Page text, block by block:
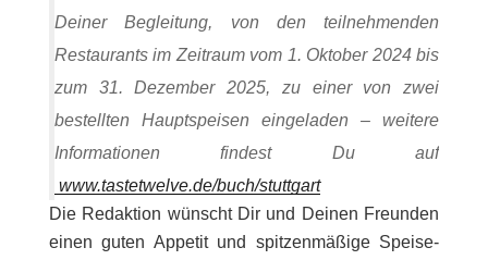
Deiner Begleitung, von den teilnehmenden
Restaurants im Zeitraum vom 1. Oktober 2024 bis
zum 31. Dezember 2025, zu einer von zwei
bestellten Hauptspeisen eingeladen – weitere
Informationen findest Du auf
www.tastetwelve.de/buch/stuttgart
Die Redaktion wünscht Dir und Deinen Freunden
einen guten Appetit und spitzenmäßige Speise-